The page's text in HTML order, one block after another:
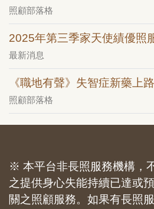
照顧部落格
2025年第三季家天使績優照
最新消息
《職地有聲》失智症新藥
照顧部落格
※ 本平台非長照服務機構，
之提供身心失能持續已達或
關之照顧服務。如果有長照